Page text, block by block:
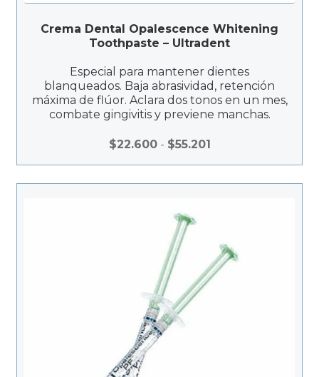
Crema Dental Opalescence Whitening
Toothpaste – Ultradent
Especial para mantener dientes
blanqueados. Baja abrasividad, retención
máxima de flúor. Aclara dos tonos en un mes,
combate gingivitis y previene manchas.
$22.600 - $55.201Rango
$55.201